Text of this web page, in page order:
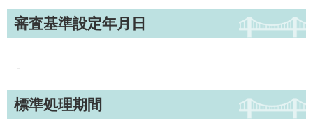
審査基準設定年月日
-
標準処理期間